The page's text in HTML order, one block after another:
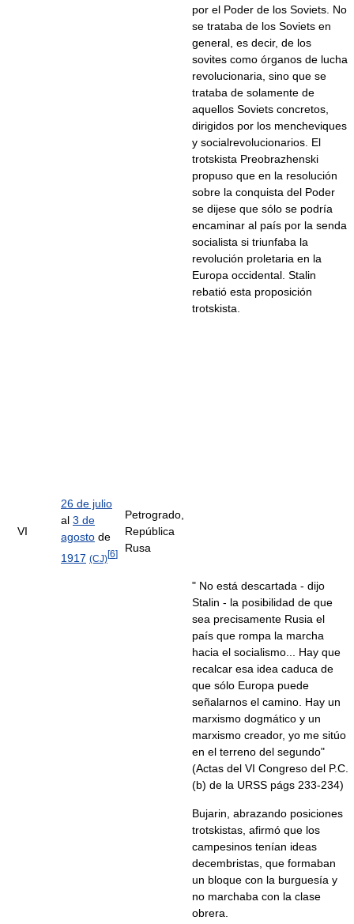
VI
26 de julio
al 3 de
agosto de
1917 (CJ)[6]
Petrogrado,
República
Rusa
por el Poder de los Soviets. No
se trataba de los Soviets en
general, es decir, de los
sovites como órganos de lucha
revolucionaria, sino que se
trataba de solamente de
aquellos Soviets concretos,
dirigidos por los mencheviques
y socialrevolucionarios. El
trotskista Preobrazhenski
propuso que en la resolución
sobre la conquista del Poder
se dijese que sólo se podría
encaminar al país por la senda
socialista si triunfaba la
revolución proletaria en la
Europa occidental. Stalin
rebatió esta proposición
trotskista.
" No está descartada - dijo
Stalin - la posibilidad de que
sea precisamente Rusia el
país que rompa la marcha
hacia el socialismo... Hay que
recalcar esa idea caduca de
que sólo Europa puede
señalarnos el camino. Hay un
marxismo dogmático y un
marxismo creador, yo me sitúo
en el terreno del segundo"
(Actas del VI Congreso del P.C.
(b) de la URSS págs 233-234)
Bujarin, abrazando posiciones
trotskistas, afirmó que los
campesinos tenían ideas
decembristas, que formaban
un bloque con la burguesía y
no marchaba con la clase
obrera.